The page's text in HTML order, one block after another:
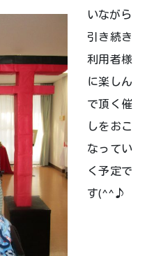
いながら
引き続き
利用者様
に楽しん
で頂く催
しをおこ
なってい
く予定で
す(^^♪